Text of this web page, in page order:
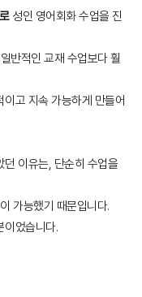
성인 영어회화 수업을 진
반적인 교재 수업보다 훨
고 지속 가능하게 만들어
이유는, 단순히 수업을
이 가능했기 때문입니다.
이었습니다.